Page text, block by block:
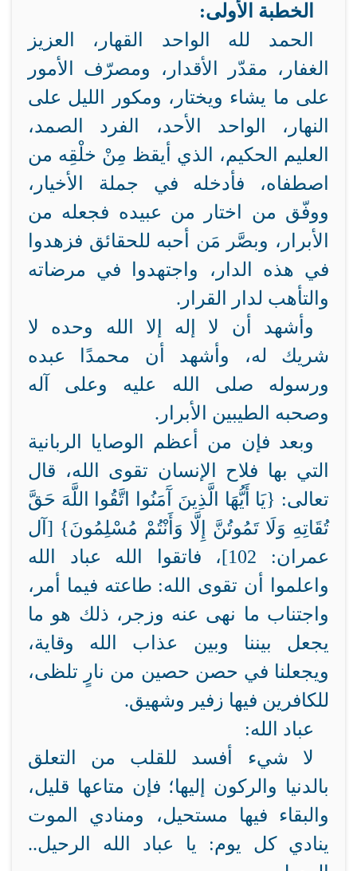
الخطبة الأولى:
الحمد لله الواحد القهار، العزيز
الغفار، مقدّر الأقدار، ومصرّف الأمور
على ما يشاء ويختار، ومكور الليل على
النهار، الواحد الأحد، الفرد الصمد،
العليم الحكيم، الذي أيقظ مِنْ خلْقِه من
اصطفاه، فأدخله في جملة الأخيار،
ووفّق من اختار من عبيده فجعله من
الأبرار، وبصَّر مَن أحبه للحقائق فزهدوا
في هذه الدار، واجتهدوا في مرضاته
والتأهب لدار القرار.
وأشهد أن لا إله إلا الله وحده لا
شريك له، وأشهد أن محمدًا عبده
ورسوله صلى الله عليه وعلى آله
وصحبه الطيبين الأبرار.
وبعد فإن من أعظم الوصايا الربانية
التي بها فلاح الإنسان تقوى الله، قال
تعالى: {يَا أَيُّهَا الَّذِينَ آَمَنُوا اتَّقُوا اللَّهَ حَقَّ
تُقَاتِهِ وَلَا تَمُوتُنَّ إِلَّا وَأَنْتُمْ مُسْلِمُونَ} [آل
عمران: 102]، فاتقوا الله عباد الله
واعلموا أن تقوى الله: طاعته فيما أمر،
واجتناب ما نهى عنه وزجر، ذلك هو ما
يجعل بيننا وبين عذاب الله وقاية،
ويجعلنا في حصن حصين من نارٍ تلظى،
للكافرين فيها زفير وشهيق.
عباد الله:
لا شيء أفسد للقلب من التعلق
بالدنيا والركون إليها؛ فإن متاعها قليل،
والبقاء فيها مستحيل، ومنادي الموت
ينادي كل يوم: يا عباد الله الرحيل..